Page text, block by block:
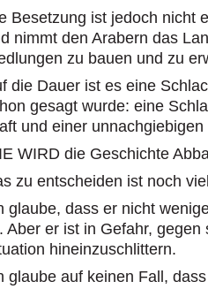
Besetzung ist jedoch nicht
nimmt den Arabern das
zu bauen und zu
die Dauer ist es eine
gesagt wurde: eine
und einer unnachgiebigen
WIRD die Geschichte
zu entscheiden ist noch
glaube, dass er nicht
Aber er ist in Gefahr,
hineinzuschlittern.
glaube auf keinen Fall,